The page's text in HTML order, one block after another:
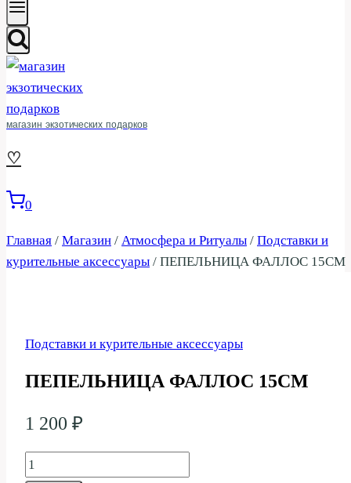
магазин экзотических подарков
♡
0
Главная / Магазин / Атмосфера и Ритуалы / Подставки и
курительные аксессуары / ПЕПЕЛЬНИЦА ФАЛЛОС 15СМ
Подставки и курительные аксессуары
ПЕПЕЛЬНИЦА ФАЛЛОС 15СМ
1 200 ₽
Количество